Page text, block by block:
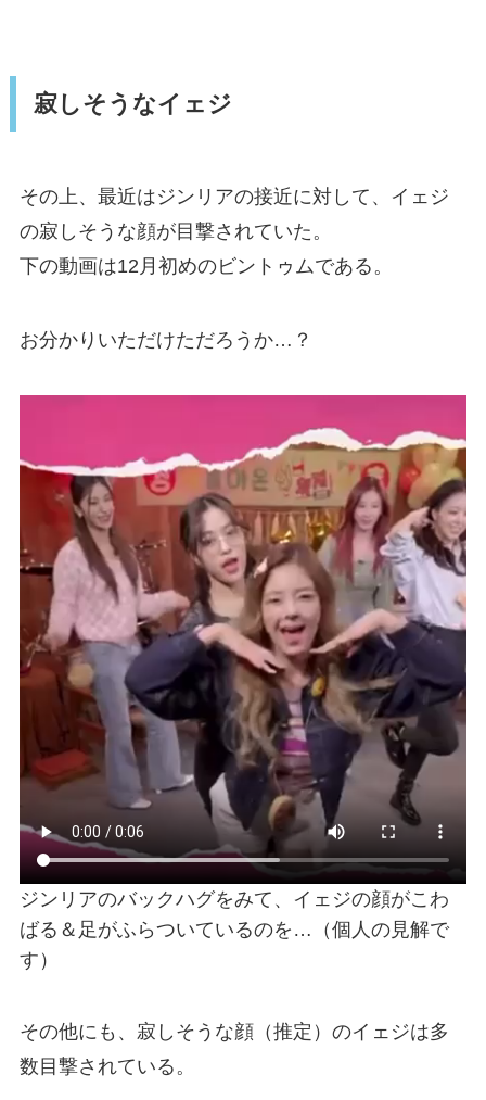
寂しそうなイェジ
その上、最近はジンリアの接近に対して、イェジ
の寂しそうな顔が目撃されていた。
下の動画は12月初めのビントゥムである。
お分かりいただけただろうか…？
ジンリアのバックハグをみて、イェジの顔がこわ
ばる＆足がふらついているのを…（個人の見解で
す）
その他にも、寂しそうな顔（推定）のイェジは多
数目撃されている。